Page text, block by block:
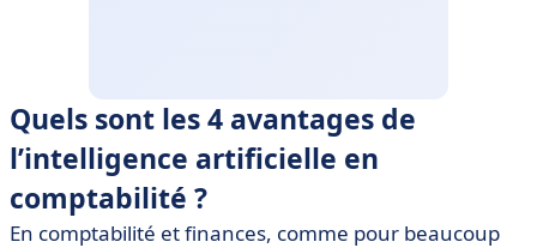
Quels sont les 4 avantages de
l’intelligence artificielle en
comptabilité ?
En comptabilité et finances, comme pour beaucoup